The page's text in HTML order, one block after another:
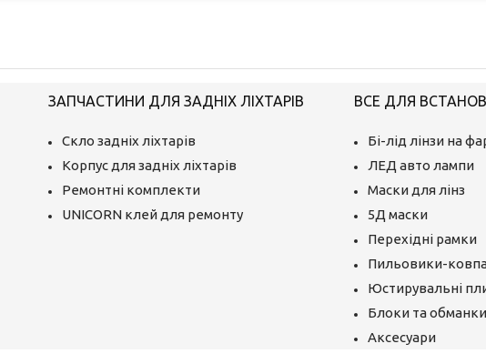
ЗАПЧАСТИНИ ДЛЯ ЗАДНІХ ЛІХТАРІВ
Скло задніх ліхтарів
Корпус для задніх ліхтарів
Ремонтні комплекти
UNICORN клей для ремонту
ВСЕ ДЛЯ
Бі-лід лінзи на
ЛЕД авто лампи
Маски для лінз
5Д маски
Перехідні рамки
Пильовики-
Юстирувальні
Блоки та обманки
Аксесуари